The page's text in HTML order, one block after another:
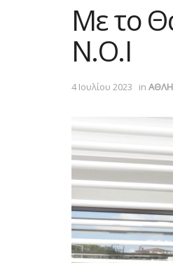
Με το
Ν.Ο.Ι
4 Ιουλίου 2023 in